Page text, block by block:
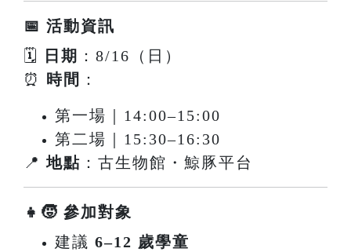
📅 活動資訊
🗓
日期 ：8/16（日）
⏰ 時間 ：
第一場｜14:00–15:00
第二場｜15:30–16:30
📍地點 ：古生物館・鯨豚平台
👧🧒 參加對象
建議 6–12 歲學童